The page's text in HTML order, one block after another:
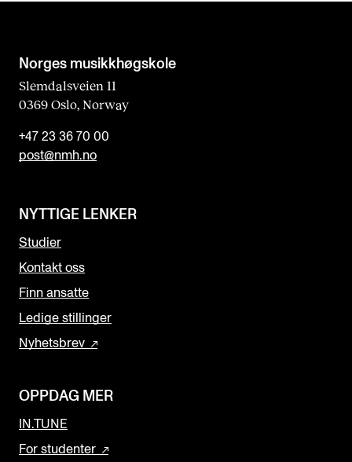
Norges musikk­høgskole
Slemdalsveien 11
0369 Oslo, Norway
+47 23 36 70 00
post@nmh.no
NYTTIGE LENKER
Studier
Kontakt oss
Finn ansatte
Ledige stillinger
Nyhetsbrev
OPPDAG MER
IN.TUNE
For studenter